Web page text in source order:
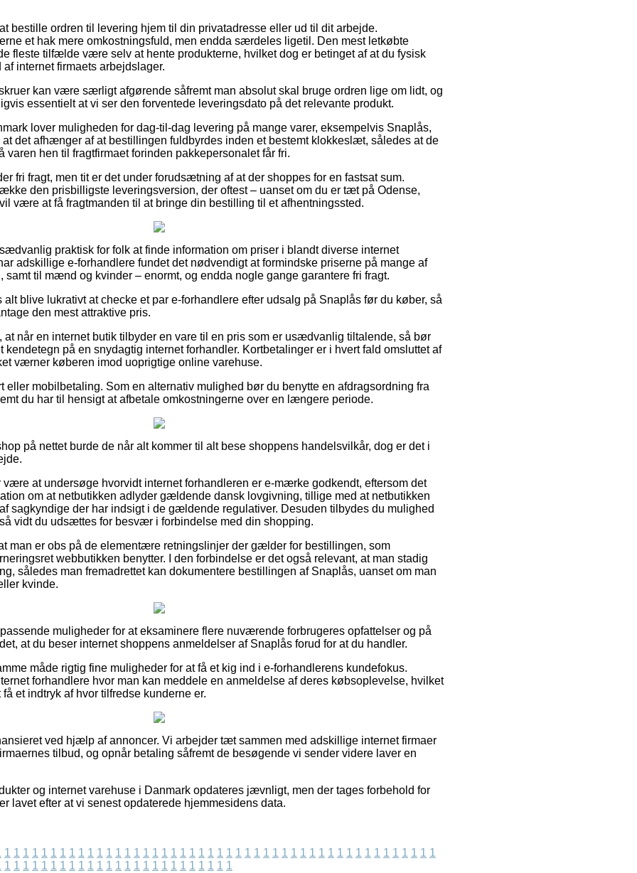
bestille ordren til levering hjem til din privatadresse eller ud til dit arbejde.
et hak mere omkostningsfuld, men endda særdeles ligetil. Den mest letkøbte
fleste tilfælde være selv at hente produkterne, hvilket dog er betinget af at du fysisk
internet firmaets arbejdslager.
kan være særligt afgørende såfremt man absolut skal bruge ordren lige om lidt, og
essentielt at vi ser den forventede leveringsdato på det relevante produkt.
lover muligheden for dag-til-dag levering på mange varer, eksempelvis Snaplås,
det afhænger af at bestillingen fuldbyrdes inden et bestemt klokkeslæt, således at de
varen hen til fragtfirmaet forinden pakkepersonalet får fri.
fri fragt, men tit er det under forudsætning af at der shoppes for en fastsat sum.
den prisbilligste leveringsversion, der oftest – uanset om du er tæt på Odense,
være at få fragtmanden til at bringe din bestilling til et afhentningssted.
praktisk for folk at finde information om priser i blandt diverse internet
adskillige e-forhandlere fundet det nødvendigt at formindske priserne på mange af
samt til mænd og kvinder – enormt, og endda nogle gange garantere fri fragt.
blive lukrativt at checke et par e-forhandlere efter udsalg på Snaplås før du køber, så
den mest attraktive pris.
at når en internet butik tilbyder en vare til en pris som er usædvanlig tiltalende, så bør
på en snydagtig internet forhandler. Kortbetalinger er i hvert fald omsluttet af
værner køberen imod uoprigtige online varehuse.
eller mobilbetaling. Som en alternativ mulighed bør du benytte en afdragsordning fra
du har til hensigt at afbetale omkostningerne over en længere periode.
på nettet burde de når alt kommer til alt bese shoppens handelsvilkår, dog er det i
være at undersøge hvorvidt internet forhandleren er e-mærke godkendt, eftersom det
om at netbutikken adlyder gældende dansk lovgivning, tillige med at netbutikken
sagkyndige der har indsigt i de gældende regulativer. Desuden tilbydes du mulighed
vidt du udsættes for besvær i forbindelse med din shopping.
man er obs på de elementære retningslinjer der gælder for bestillingen, som
webbutikken benytter. I den forbindelse er det også relevant, at man stadig
således man fremadrettet kan dokumentere bestillingen af Snaplås, uanset om man
kvinde.
muligheder for at eksaminere flere nuværende forbrugeres opfattelser og på
at du beser internet shoppens anmeldelser af Snaplås forud for at du handler.
måde rigtig fine muligheder for at få et kig ind i e-forhandlerens kundefokus.
forhandlere hvor man kan meddele en anmeldelse af deres købsoplevelse, hvilket
et indtryk af hvor tilfredse kunderne er.
ved hjælp af annoncer. Vi arbejder tæt sammen med adskillige internet firmaer
tilbud, og opnår betaling såfremt de besøgende vi sender videre laver en
og internet varehuse i Danmark opdateres jævnligt, men der tages forbehold for
lavet efter at vi senest opdaterede hjemmesidens data.
1 1 1 1 1 1 1 1 1 1 1 1 1 1 1 1 1 1 1 1 1 1 1 1 1 1 1 1 1 1 1 1 1 1 1 1 1 1 1 1 1 1 1 1 1 1 1
1 1 1 1 1 1 1 1 1 1 1 1 1 1 1 1 1 1 1 1 1 1 1 1 1